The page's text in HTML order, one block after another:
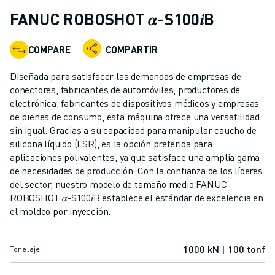
ROBOTS COLABORATIVOS
GAMA DE ROBOTS
CONTROLADORES DE ROBOTS
ACCESORIOS PARA ROBOTS
SOFTWARE PARA ROBOTS
SOFTWARE DE SIMULACIÓN
ROBOTS EDUCATIVOS
AUTOMATIZACIÓN ROBÓTICA
ROBOTS DE SOLDADURA POR ARCO
ROBOTS ARTICULADOS
SERIE ARC MATE
SERIE M-900
ROBOTS DELTA
ROBOTS DE PINTURA
ROBOTS PARA PALETIZADO
FANUC ROBOSHOT 𝛼-S100𝑖B
COMPARE COMPARTIR
Diseñada para satisfacer las demandas de empresas de
conectores, fabricantes de automóviles, productores de
electrónica, fabricantes de dispositivos médicos y empresas
de bienes de consumo, esta máquina ofrece una versatilidad
sin igual. Gracias a su capacidad para manipular caucho de
silicona líquido (LSR), es la opción preferida para
aplicaciones polivalentes, ya que satisface una amplia gama
de necesidades de producción. Con la confianza de los líderes
del sector, nuestro modelo de tamaño medio FANUC
ROBOSHOT 𝛼-S100𝑖B establece el estándar de excelencia en
el moldeo por inyección.
Tonelaje 1000 kN | 100 tonf